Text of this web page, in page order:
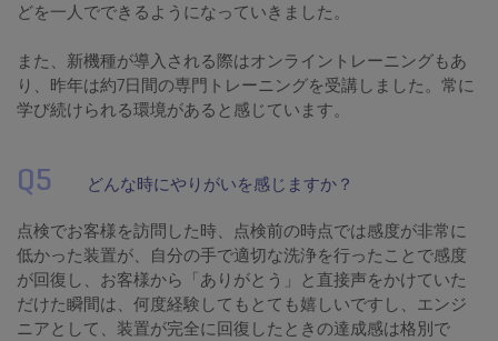
どを一人でできるようになっていきました。
また、新機種が導入される際はオンライントレーニングもあ
り、昨年は約7日間の専門トレーニングを受講しました。常に
学び続けられる環境があると感じています。
Q5 どんな時にやりがいを感じますか？
点検でお客様を訪問した時、点検前の時点では感度が非常に
低かった装置が、自分の手で適切な洗浄を行ったことで感度
が回復し、お客様から「ありがとう」と直接声をかけていた
だけた瞬間は、何度経験してもとても嬉しいですし、エンジ
ニアとして、装置が完全に回復したときの達成感は格別で